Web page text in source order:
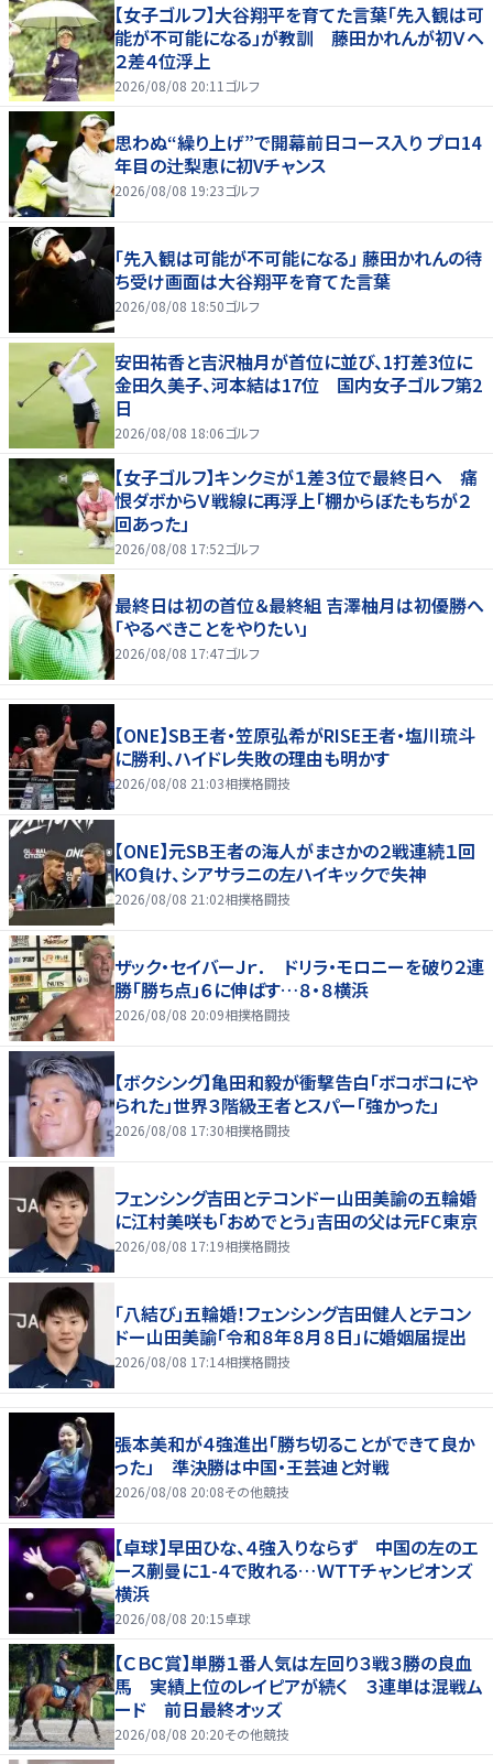
【女子ゴルフ】大谷翔平を育てた言葉「先入観は可
能が不可能になる」が教訓 藤田かれんが初Ｖへ
２差４位浮上
2026/08/08 20:11 ゴルフ
思わぬ“繰り上げ”で開幕前日コース入り プロ14
年目の辻梨恵に初Vチャンス
2026/08/08 19:23ゴルフ
「先入観は可能が不可能になる」 藤田かれんの待
ち受け画面は大谷翔平を育てた言葉
2026/08/08 18:50ゴルフ
安田祐香と吉沢柚月が首位に並び、1打差3位に
金田久美子、河本結は17位 国内女子ゴルフ第2
日
2026/08/08 18:06ゴルフ
【女子ゴルフ】キンクミが１差３位で最終日へ 痛
恨ダボからＶ戦線に再浮上「棚からぼたもちが２
回あった」
2026/08/08 17:52ゴルフ
最終日は初の首位＆最終組 吉澤柚月は初優勝へ
「やるべきことをやりたい」
2026/08/08 17:47ゴルフ
【ONE】SB王者・笠原弘希がRISE王者・塩川琉斗
に勝利、ハイドレ失敗の理由も明かす
2026/08/08 21:03相撲格闘技
【ONE】元SB王者の海人がまさかの２戦連続１回
KO負け、シアサラニの左ハイキックで失神
2026/08/08 21:02相撲格闘技
ザック・セイバーＪｒ． ドリラ・モロニーを破り２連
勝「勝ち点」６に伸ばす…８・８横浜
2026/08/08 20:09相撲格闘技
【ボクシング】亀田和毅が衝撃告白「ボコボコにや
られた」世界３階級王者とスパー「強かった」
2026/08/08 17:30相撲格闘技
フェンシング吉田とテコンドー山田美諭の五輪婚
に江村美咲も「おめでとう」吉田の父は元FC東京
2026/08/08 17:19相撲格闘技
「八結び」五輪婚！フェンシング吉田健人とテコン
ドー山田美諭「令和８年８月８日」に婚姻届提出
2026/08/08 17:14相撲格闘技
張本美和が４強進出「勝ち切ることができて良か
った」 準決勝は中国・王芸迪と対戦
2026/08/08 20:08その他競技
【卓球】早田ひな、４強入りならず 中国の左のエ
ース蒯曼に１-４で敗れる…ＷＴＴチャンピオンズ
横浜
2026/08/08 20:15卓球
【ＣＢＣ賞】単勝１番人気は左回り３戦３勝の良血
馬 実績上位のレイピアが続く ３連単は混戦ム
ード 前日最終オッズ
2026/08/08 20:20その他競技